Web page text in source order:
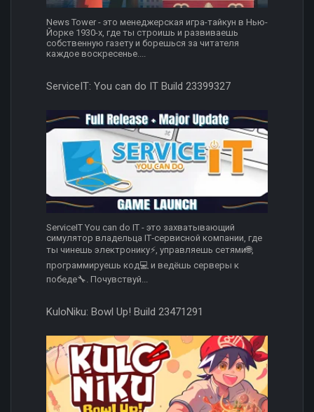
News Tower - это менеджерская игра-тайкун в Нью-
Йорке 1930-х, где ты строишь и развиваешь
собственную газету и борешься за читателя
каждое воскресенье....
ServiceIT: You can do IT Build 23399327
ServiceIT You can do IT - это захватывающий
симулятор владельца IT‑сервисной компании, где
ты чинешь электронику⚡️, управляешь сетями🌐,
программируешь код💻 и ведёшь серверы к
победе🔧. Почувствуй...
KuloNiku: Bowl Up! Build 23471291